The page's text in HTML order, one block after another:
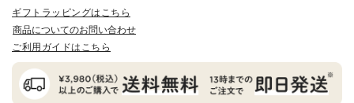
ギフトラッピングはこちら
商品についてのお問い合わせ
ご利用ガイドはこちら